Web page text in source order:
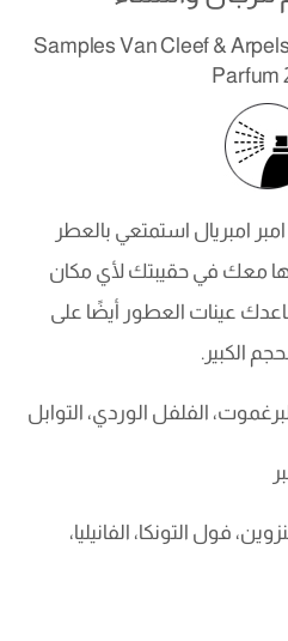
Samples Van Cleef &
Parfum
امبريال استمتعي بالعطر
معك في حقيبتك لأي مكان
عينات العطور أيضًا على
الكبير.
الفلفل الوردي، التوابل
فول التونكا، الفانيليا،